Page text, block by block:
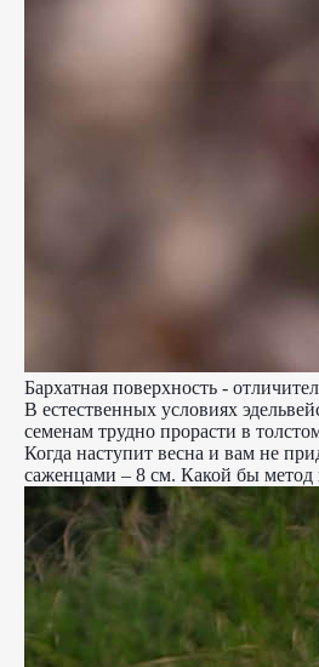
Бархатная поверхность -
В естественных условиях
семенам трудно прорасти в
Когда наступит весна и вам не
саженцами – 8 см. Какой бы метод